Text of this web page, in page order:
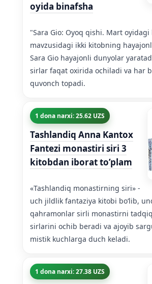
oyida binafsha
"Sara Gio: Oyoq qishi. Mart
mavzusidagi ikki kitobning
Sara Gio hayajonli dunyolar
sirlar faqat oxirida ochiladi va har
quvonch topadi.
1 dona narxi: 25.62 UZS
Tashlandiq Anna Kantox
Fantezi monastiri siri 3
kitobdan iborat to’plam
«Tashlandiq monastirning siri» -
uch jildlik fantaziya kitobi boʻlib,
qahramonlar sirli monastirni
sirlarini ochib beradi va ajoyib
mistik kuchlarga duch keladi.
1 dona narxi: 27.38 UZS